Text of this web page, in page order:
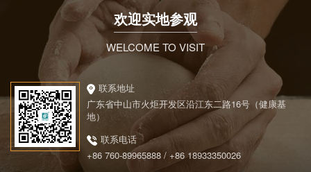
欢迎实地参观
WELCOME TO VISIT
联系地址
广东省中山市火炬开发区沿江东二路16号（健康基
地）
联系电话
+86 760-89965888 / +86 18933350026